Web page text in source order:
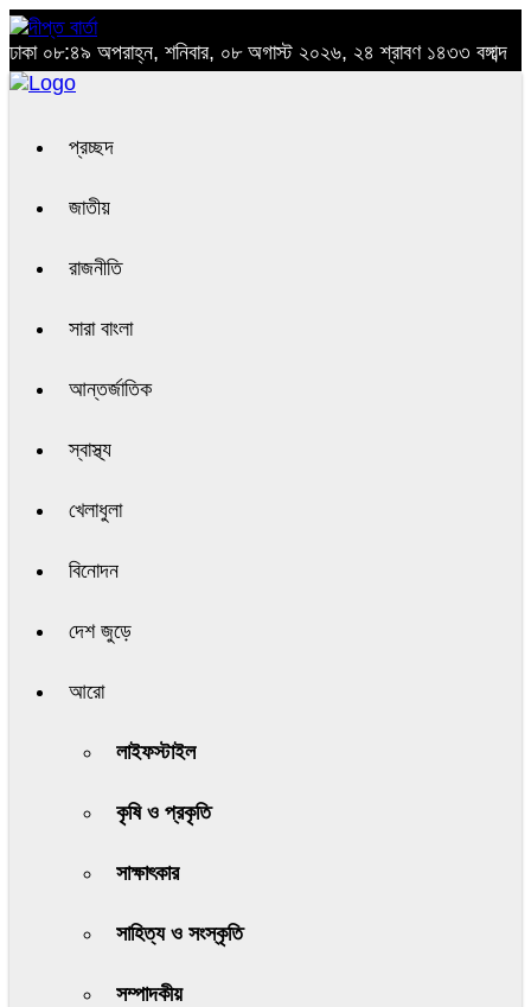
ঢাকা ০৮:৪৯ অপরাহ্ন, শনিবার, ০৮ অগাস্ট ২০২৬, ২৪ শ্রাবণ ১৪৩৩ বঙ্গাব্দ
প্রচ্ছদ
জাতীয়
রাজনীতি
সারা বাংলা
আন্তর্জাতিক
স্বাস্থ্য
খেলাধুলা
বিনোদন
দেশ জুড়ে
আরো
লাইফস্টাইল
কৃষি ও প্রকৃতি
সাক্ষাৎকার
সাহিত্য ও সংস্কৃতি
সম্পাদকীয়